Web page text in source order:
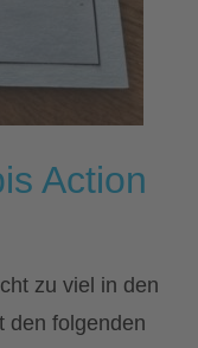
Action
zu viel in den
den folgenden